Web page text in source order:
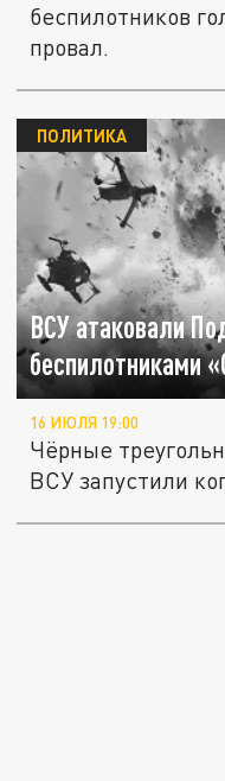
беспилотников
провал.
ВСУ атаковали
беспилотниками
ПОЛИТИКА
16 ИЮЛЯ 19:00
Чёрные
ВСУ запустили